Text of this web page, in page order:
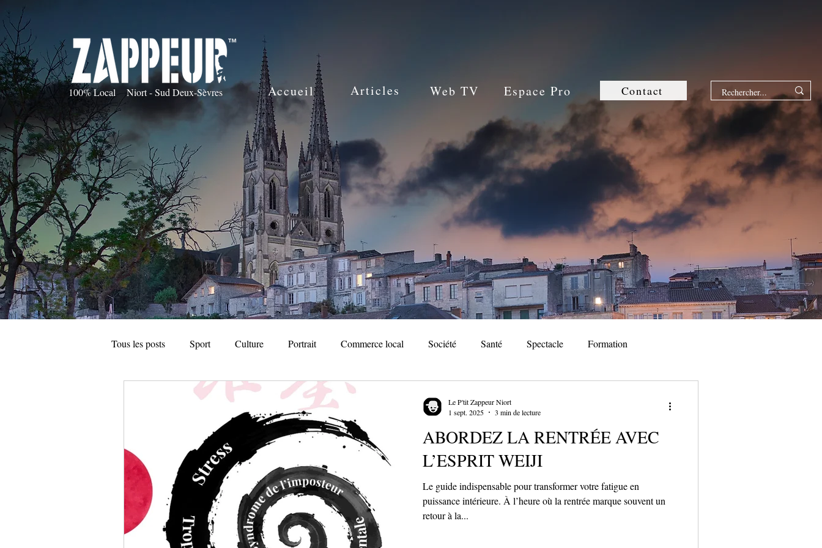
100% Local Niort - Sud Deux-Sèvres Accueil Articles Web TV Espace Pro Contact
Tous les posts Sport Culture Portrait Commerce local Société Santé Spectacle Formation
Hi-Tech Anniversaire Patrimoine
Entreprise locale Cuisine Association locale Streaming Loisir Festival Evénement
ABORDEZ LA RENTRÉE AVEC
L’ESPRIT WEIJI
Le guide indispensable pour transformer votre fatigue en
puissance intérieure. À l’heure où la rentrée marque souvent un
retour à la...
Le P'tit Zappeur Niort
1 sept. 2025
3 min de lecture